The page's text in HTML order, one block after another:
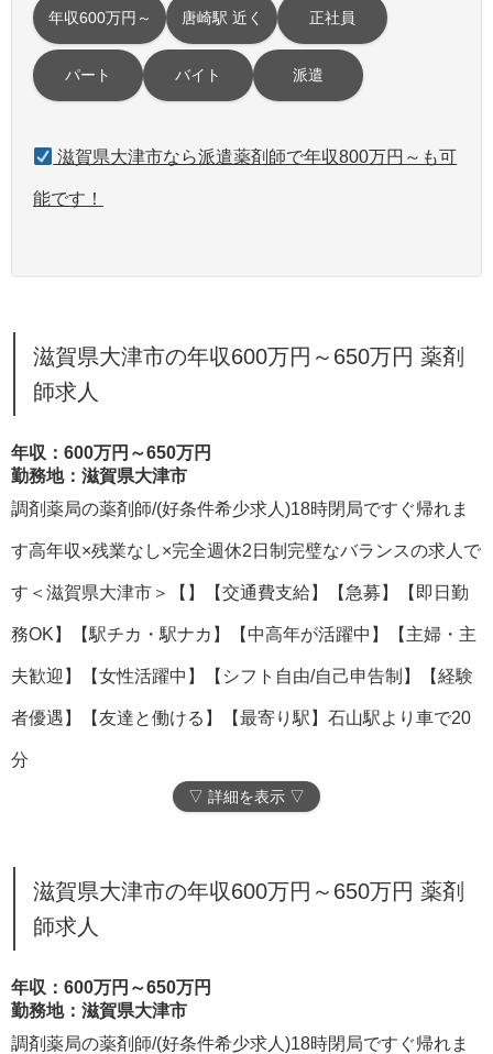
年収600万円～ 唐崎駅 近く 正社員
パート バイト 派遣
滋賀県大津市なら派遣薬剤師で年収800万円～も可
能です！
滋賀県大津市の年収600万円～650万円 薬剤
師求人
年収：600万円～650万円
勤務地：滋賀県大津市
調剤薬局の薬剤師/(好条件希少求人)18時閉局ですぐ帰れま
す高年収×残業なし×完全週休2日制完璧なバランスの求人で
す＜滋賀県大津市＞【】【交通費支給】【急募】【即日勤
務OK】【駅チカ・駅ナカ】【中高年が活躍中】【主婦・主
夫歓迎】【女性活躍中】【シフト自由/自己申告制】【経験
者優遇】【友達と働ける】【最寄り駅】石山駅より車で20
分
▽ 詳細を表示 ▽
滋賀県大津市の年収600万円～650万円 薬剤
師求人
年収：600万円～650万円
勤務地：滋賀県大津市
調剤薬局の薬剤師/(好条件希少求人)18時閉局ですぐ帰れま